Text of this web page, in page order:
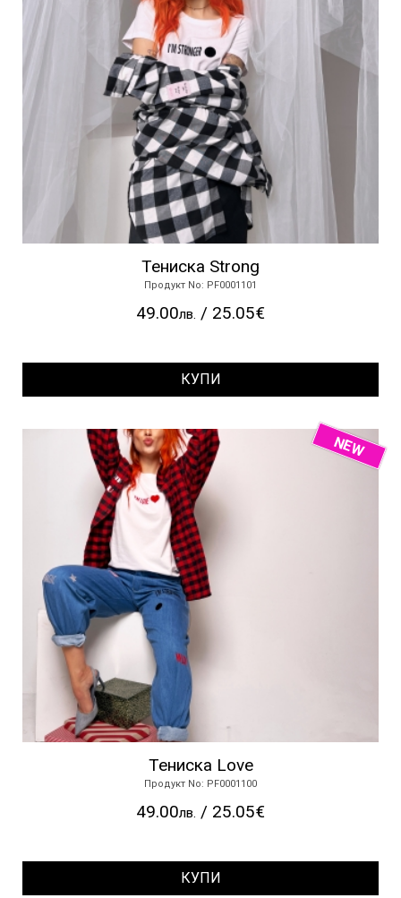
Тениска Strong
Продукт No: PF0001101
49.00лв. / 25.05€
КУПИ
NEW
Тениска Love
Продукт No: PF0001100
49.00лв. / 25.05€
КУПИ